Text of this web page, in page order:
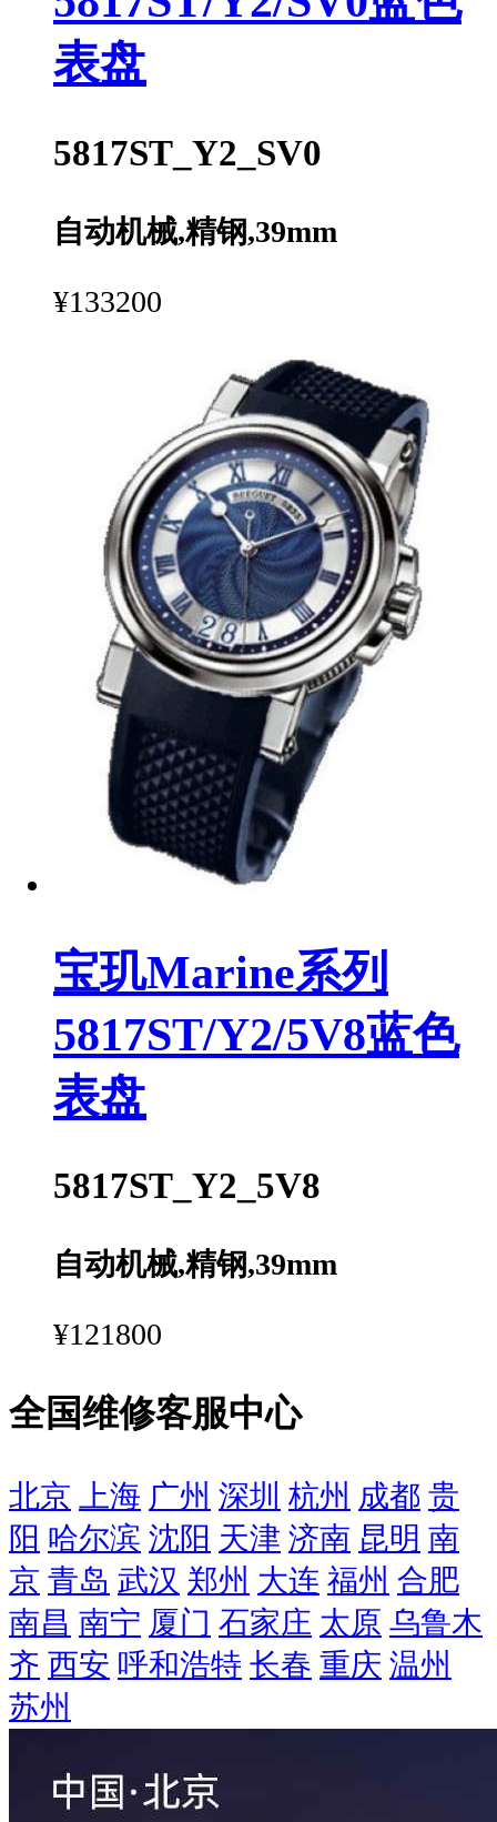
表盘
5817ST_Y2_SV0
自动机械,精钢,39mm
¥133200
宝玑Marine系列
5817ST/Y2/5V8蓝色
表盘
5817ST_Y2_5V8
自动机械,精钢,39mm
¥121800
全国维修客服中心
北京 上海 广州 深圳 杭州 成都 贵
阳 哈尔滨 沈阳 天津 济南 昆明 南
京 青岛 武汉 郑州 大连 福州 合肥
南昌 南宁 厦门 石家庄 太原 乌鲁木
齐 西安 呼和浩特 长春 重庆 温州
苏州